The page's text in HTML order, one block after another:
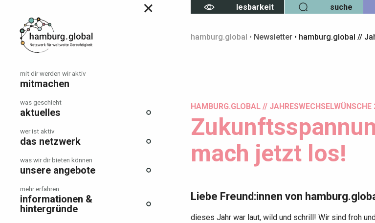
lesbarkeit suche
Hauptmenü
Menu
mit dir werden wir aktiv
mitmachen
was geschieht
aktuelles
wer ist aktiv
das netzwerk
was wir dir bieten können
unsere angebote
mehr erfahren
informationen &
hintergründe
hamburg.global • Newsletter • hamburg.global //
HAMBURG.GLOBAL //
mach jetzt los!
Liebe Freund:innen von
dieses Jahr war laut, wild und schrill! Wir sind froh